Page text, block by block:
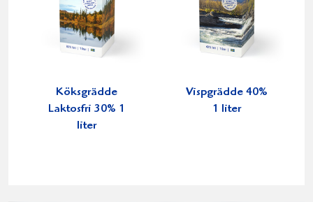
Köksgrädde
Laktosfri 30% 1
liter
Vispgrädde 40%
1 liter